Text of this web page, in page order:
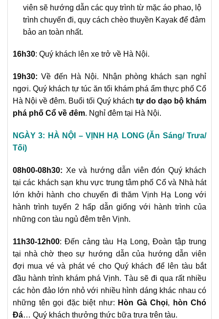
viên sẽ hướng dẫn các quy trình từ mặc áo phao, lộ
trình chuyến đi, quy cách chèo thuyền Kayak để đảm
bảo an toàn nhất.
16h30: Quý khách lên xe trở về Hà Nội.
19h30: Về đến Hà Nội. Nhận phòng khách sạn nghỉ
ngơi. Quý khách tự túc ăn tối khám phá ẩm thực phố Cổ
Hà Nội về đêm. Buổi tối Quý khách tự do dạo bộ khám
phá phố Cổ về đêm. Nghỉ đêm tại Hà Nội.
NGÀY 3: HÀ NỘI – VỊNH HẠ LONG (Ăn Sáng/ Trưa/
Tối)
08h00-08h30: Xe và hướng dẫn viên đón Quý khách
tại các khách sạn khu vực trung tâm phố Cổ và Nhà hát
lớn khởi hành cho chuyến đi thăm Vịnh Hạ Long với
hành trình tuyến 2 hấp dẫn giống với hành trình của
những con tàu ngủ đêm trên Vịnh.
11h30-12h00: Đến cảng tàu Hạ Long, Đoàn tập trung
tại nhà chờ theo sự hướng dẫn của hướng dẫn viên
đợi mua vé và phát vé cho Quý khách để lên tàu bắt
đầu hành trình khám phá Vịnh. Tàu sẽ đi qua rất nhiều
các hòn đảo lớn nhỏ với nhiều hình dáng khác nhau có
những tên gọi đặc biệt như: Hòn Gà Chọi, hòn Chó
Đá… Quý khách thưởng thức bữa trưa trên tàu.